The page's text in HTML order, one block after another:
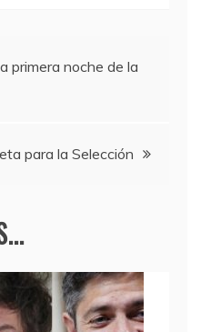
primera noche de la
para la Selección